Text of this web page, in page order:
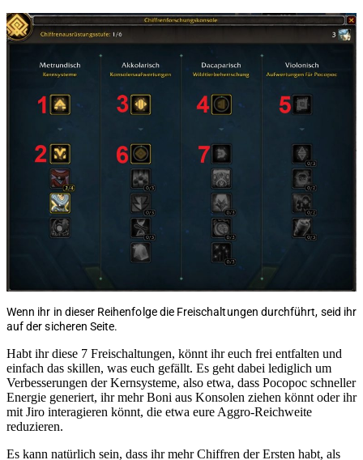
Wenn ihr in dieser Reihenfolge die Freischaltungen durchführt, seid ihr
auf der sicheren Seite.
Habt ihr diese 7 Freischaltungen, könnt ihr euch frei entfalten und
einfach das skillen, was euch gefällt. Es geht dabei lediglich um
Verbesserungen der Kernsysteme, also etwa, dass Pocopoc schneller
Energie generiert, ihr mehr Boni aus Konsolen ziehen könnt oder ihr
mit Jiro interagieren könnt, die etwa eure Aggro-Reichweite
reduzieren.
Es kann natürlich sein, dass ihr mehr Chiffren der Ersten habt, als